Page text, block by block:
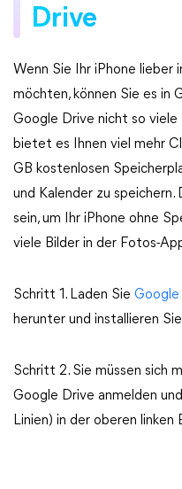
Drive
Wenn Sie Ihr iPhone lieber
möchten, können Sie es in
Google Drive nicht so
bietet es Ihnen viel mehr
GB kostenlosen
und Kalender zu
sein, um Ihr iPhone ohne
viele Bilder in der Fotos-
Schritt 1. Laden Sie Google
herunter und installieren
Schritt 2. Sie müssen sich
Google Drive anmelden
Linien) in der oberen linken